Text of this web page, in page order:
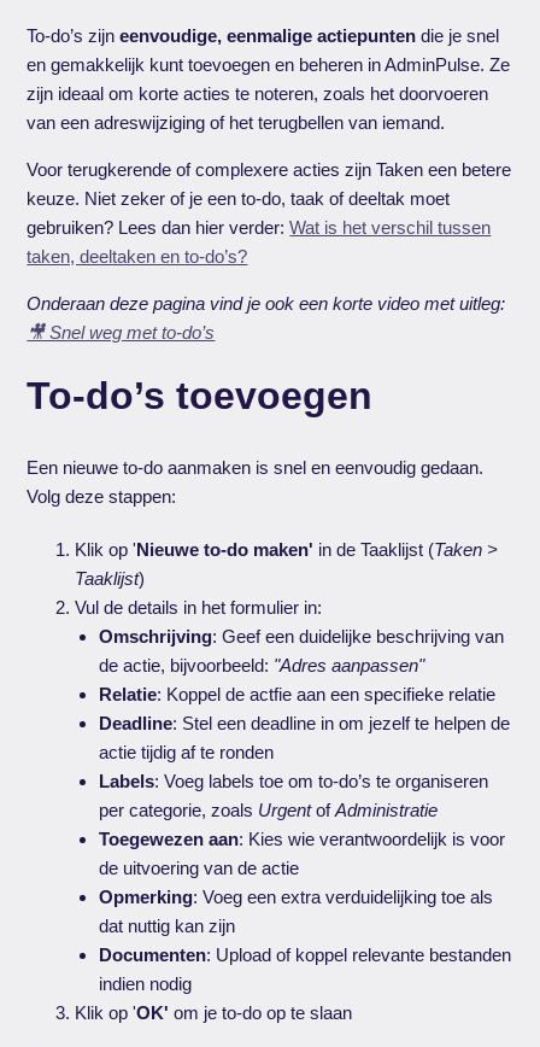
To-do’s zijneenvoudige, eenmalige actiepunten die je snel
en gemakkelijk kunt toevoegen en beheren in AdminPulse. Ze
zijn ideaal om korte acties te noteren, zoals het doorvoeren
van een adreswijziging of het terugbellen van iemand.
Voor terugkerende of complexere acties zijn Taken een betere
keuze. Niet zeker of je een to-do, taak of deeltak moet
gebruiken? Lees dan hier verder:Wat is het verschil tussen
taken, deeltaken en to-do’s?
Onderaan deze pagina vind je ook een korte video met uitleg:
🎥 Snel weg met to-do’s
To-do’s toevoegen
Een nieuwe to-do aanmaken is snel en eenvoudig gedaan.
Volg deze stappen:
Klik op 'Nieuwe to-do maken' in de Taaklijst (Taken >
Taaklijst)
Vul de details in het formulier in:
Omschrijving: Geef een duidelijke beschrijving van
de actie, bijvoorbeeld: "Adres aanpassen"
Relatie: Koppel de actfie aan een specifieke relatie
Deadline: Stel een deadline in om jezelf te helpen de
actie tijdig af te ronden
Labels: Voeg labels toe om to-do’s te organiseren
per categorie, zoals UrgentofAdministratie
Toegewezen aan: Kies wie verantwoordelijk is voor
de uitvoering van de actie
Opmerking: Voeg een extra verduidelijking toe als
dat nuttig kan zijn
Documenten: Upload of koppel relevante bestanden
indien nodig
Klik op 'OK' om je to-do op te slaan